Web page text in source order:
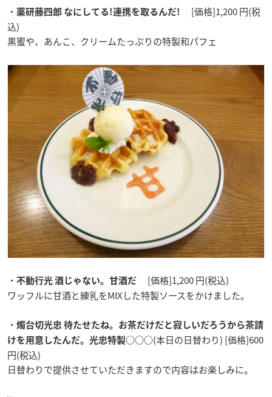
・ 薬研藤四郎 なにしてる!連携を取るんだ!
[価格]1,200 円(税
込)
黒蜜や、あんこ、クリームたっぷりの特製和パフェ
・ 不動行光 酒じゃない。甘酒だ
[価格]1,200 円(税込)
ワッフルに甘酒と練乳をMIXした特製ソースをかけました。
・ 燭台切光忠 待たせたね。お茶だけだと寂しいだろうから茶請
けを用意したんだ。光忠特製○○○(本日の日替わり) [価格]600
円(税込)
日替わりで提供させていただきますので内容はお楽しみに。